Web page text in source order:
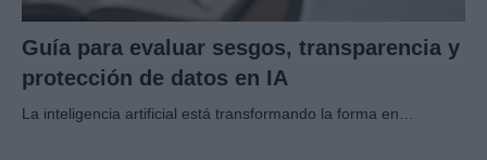
Guía para evaluar sesgos, transparencia y
protección de datos en IA
La inteligencia artificial está transformando la forma en…